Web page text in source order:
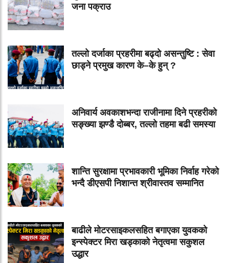
जना पक्राउ
तल्लो दर्जाका प्रहरीमा बढ्दो असन्तुष्टि : सेवा
छाड्ने प्रमुख कारण के–के हुन् ?
अनिवार्य अवकाशभन्दा राजीनामा दिने प्रहरीको
सङ्ख्या झण्डै दोब्बर, तल्लो तहमा बढी समस्या
शान्ति सुरक्षामा प्रभावकारी भूमिका निर्वाह गरेको
भन्दै डीएसपी निशान्त श्रीवास्तव सम्मानित
बाढीले मोटरसाइकलसहित बगाएका युवकको
इन्स्पेक्टर मिरा खड्काको नेतृत्वमा सकुशल
उद्धार